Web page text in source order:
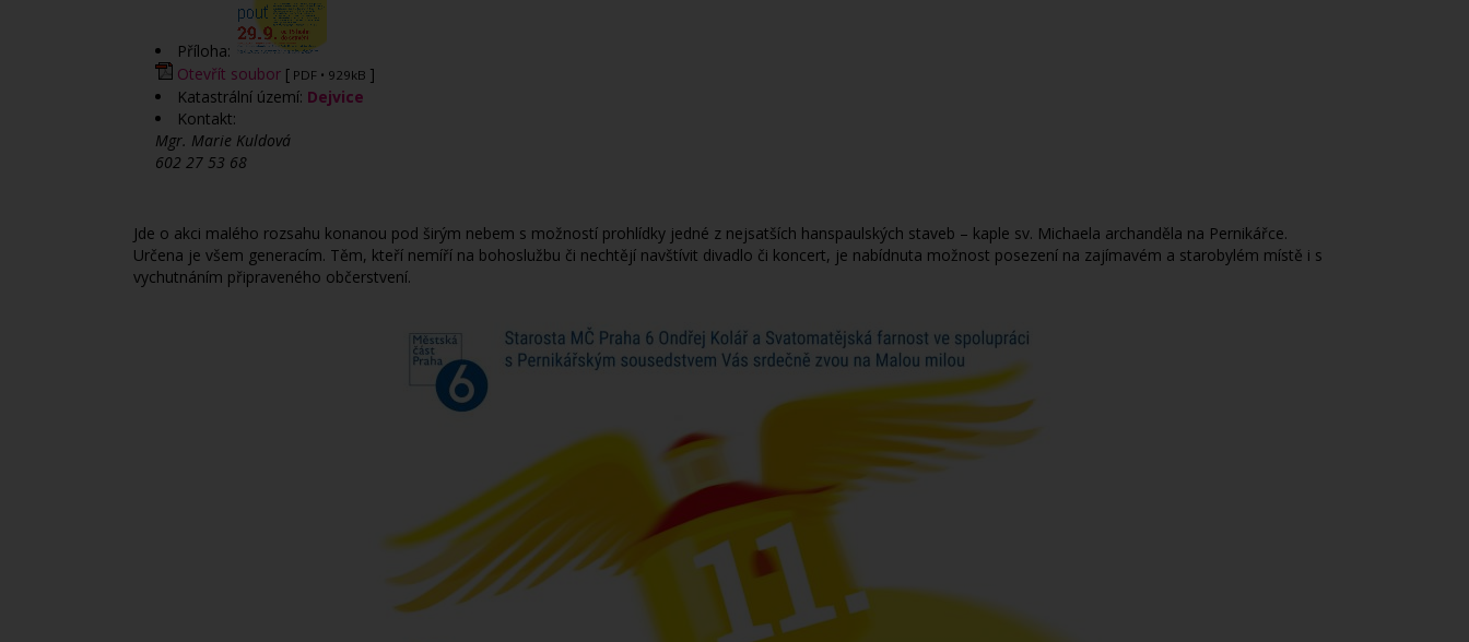
Příloha:
Otevřít soubor [ PDF • 929kB ]
Katastrální území: Dejvice
Kontakt:
Mgr. Marie Kuldová
602 27 53 68
Jde o akci malého rozsahu konanou pod širým nebem s možností prohlídky jedné z nejsatších hanspaulských staveb – kaple sv. Michaela archanděla na Pernikářce.
Určena je všem generacím. Těm, kteří nemíří na bohoslužbu či nechtějí navštívit divadlo či koncert, je nabídnuta možnost posezení na zajímavém a starobylém místě i s
vychutnáním připraveného občerstvení.